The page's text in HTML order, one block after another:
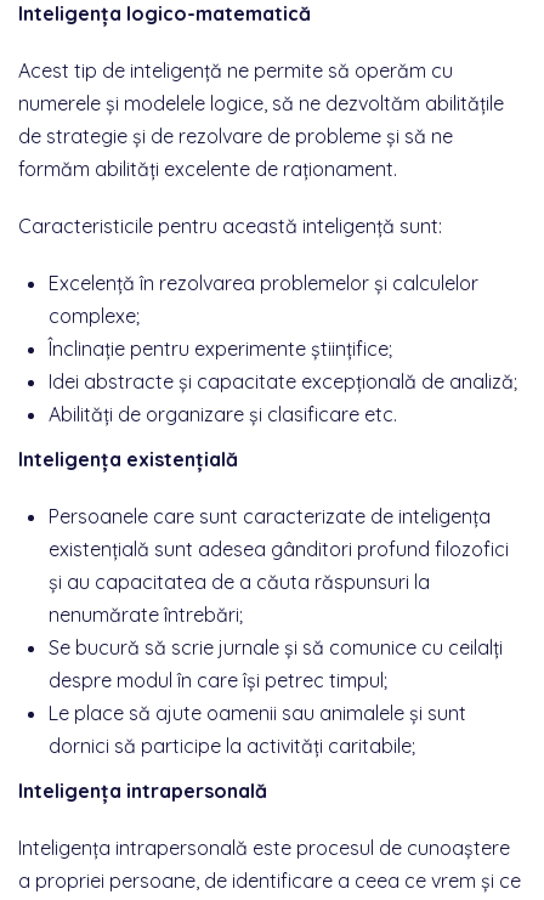
Inteligența logico-matematică
Acest tip de inteligență ne permite să operăm cu
numerele și modelele logice, să ne dezvoltăm abilitățile
de strategie și de rezolvare de probleme și să ne
formăm abilități excelente de raționament.
Caracteristicile pentru această inteligență sunt:
Excelență în rezolvarea problemelor și calculelor
complexe;
Înclinație pentru experimente științifice;
Idei abstracte și capacitate excepțională de analiză;
Abilități de organizare și clasificare etc.
Inteligența existențială
Persoanele care sunt caracterizate de inteligența
existențială sunt adesea gânditori profund filozofici
și au capacitatea de a căuta răspunsuri la
nenumărate întrebări;
Se bucură să scrie jurnale și să comunice cu ceilalți
despre modul în care își petrec timpul;
Le place să ajute oamenii sau animalele și sunt
dornici să participe la activități caritabile;
Inteligența intrapersonală
Inteligența intrapersonală este procesul de cunoaștere
a propriei persoane, de identificare a ceea ce vrem și ce